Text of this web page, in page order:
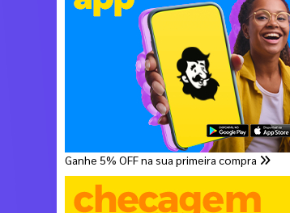
Ganhe 5% OFF na sua primeira compra